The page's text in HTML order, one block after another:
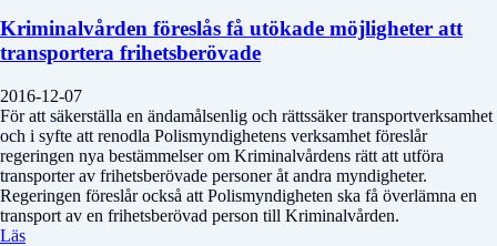
Kriminalvården föreslås få utökade möjligheter att
transportera frihetsberövade
2016-12-07
För att säkerställa en ändamålsenlig och rättssäker transportverksamhet
och i syfte att renodla Polismyndighetens verksamhet föreslår
regeringen nya bestämmelser om Kriminalvårdens rätt att utföra
transporter av frihetsberövade personer åt andra myndigheter.
Regeringen föreslår också att Polismyndigheten ska få överlämna en
transport av en frihetsberövad person till Kriminalvården.
Läs